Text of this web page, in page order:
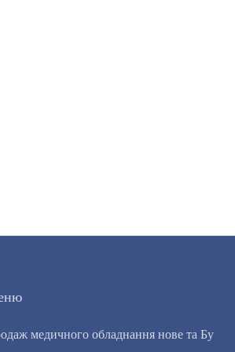
медичного обладнання нове та Бу